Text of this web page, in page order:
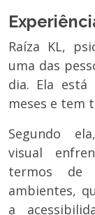
Raíza KL,
uma das
dia. Ela
meses e tem
Segundo
visual
termos de
ambientes,
a